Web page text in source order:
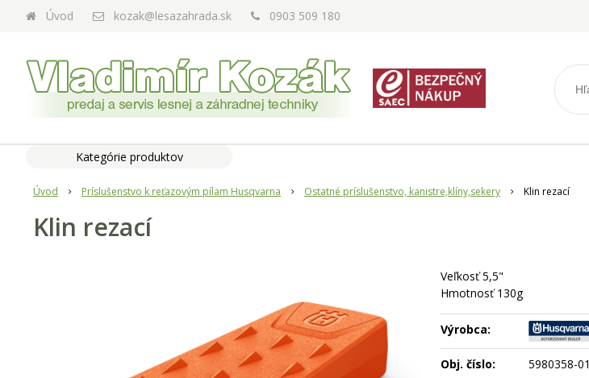
Úvod kozak@lesazahrada.sk 0903 509 180
Úvod Príslušenstvo k reťazovým pílam Husqvarna Ostatné príslušenstvo, kanistre,klíny,sekery Klin rezací
Klin rezací
Veľkosť 5,5"
Hmotnosť 130g
Výrobca:
Obj. číslo:
5980358-01
Kategórie produktov